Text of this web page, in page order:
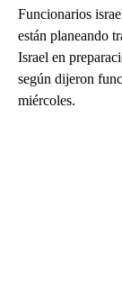
Funcionarios
están planeando
Israel en
según dijeron
miércoles.